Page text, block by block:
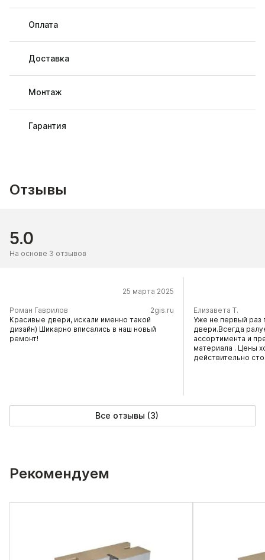
Оплата
Доставка
Монтаж
Гарантия
Отзывы
5.0
На основе 3 отзывов
25 марта 2025
​Роман Гаврилов
2gis.ru
Красивые двери, искали именно такой
дизайн) Шикарно вписались в наш новый
ремонт!
Елизавета Т.
Уже не первый раз
двери.Всегда
ассортимента и
материала . Цены
действительно
Все отзывы (3)
Рекомендуем